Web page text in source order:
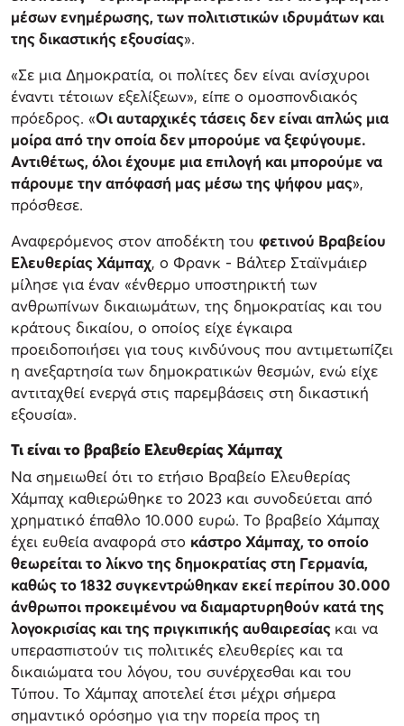
μέσων ενημέρωσης, των πολιτιστικών ιδρυμάτων και
της δικαστικής εξουσίας».
«Σε μια Δημοκρατία, οι πολίτες δεν είναι ανίσχυροι
έναντι τέτοιων εξελίξεων», είπε ο ομοσπονδιακός
πρόεδρος. «Οι αυταρχικές τάσεις δεν είναι απλώς μια
μοίρα από την οποία δεν μπορούμε να ξεφύγουμε.
Αντιθέτως, όλοι έχουμε μια επιλογή και μπορούμε να
πάρουμε την απόφασή μας μέσω της ψήφου μας»,
πρόσθεσε.
Αναφερόμενος στον αποδέκτη του φετινού Βραβείου
Ελευθερίας Χάμπαχ, ο Φρανκ - Βάλτερ Σταϊνμάιερ
μίλησε για έναν «ένθερμο υποστηρικτή των
ανθρωπίνων δικαιωμάτων, της δημοκρατίας και του
κράτους δικαίου, ο οποίος είχε έγκαιρα
προειδοποιήσει για τους κινδύνους που αντιμετωπίζει
η ανεξαρτησία των δημοκρατικών θεσμών, ενώ είχε
αντιταχθεί ενεργά στις παρεμβάσεις στη δικαστική
εξουσία».
Τι είναι το βραβείο Ελευθερίας Χάμπαχ
Να σημειωθεί ότι το ετήσιο Βραβείο Ελευθερίας
Χάμπαχ καθιερώθηκε το 2023 και συνοδεύεται από
χρηματικό έπαθλο 10.000 ευρώ. Το βραβείο Χάμπαχ
έχει ευθεία αναφορά στο κάστρο Χάμπαχ, το οποίο
θεωρείται το λίκνο της δημοκρατίας στη Γερμανία,
καθώς το 1832 συγκεντρώθηκαν εκεί περίπου 30.000
άνθρωποι προκειμένου να διαμαρτυρηθούν κατά της
λογοκρισίας και της πριγκιπικής αυθαιρεσίας και να
υπερασπιστούν τις πολιτικές ελευθερίες και τα
δικαιώματα του λόγου, του συνέρχεσθαι και του
Τύπου. Το Χάμπαχ αποτελεί έτσι μέχρι σήμερα
σημαντικό ορόσημο για την πορεία προς τη